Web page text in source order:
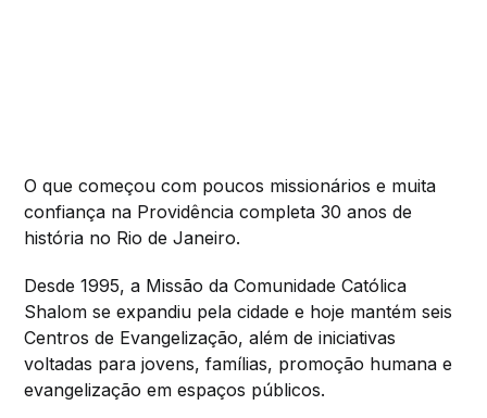
O que começou com poucos missionários e muita
confiança na Providência completa 30 anos de
história no Rio de Janeiro.
Desde 1995, a Missão da Comunidade Católica
Shalom se expandiu pela cidade e hoje mantém seis
Centros de Evangelização, além de iniciativas
voltadas para jovens, famílias, promoção humana e
evangelização em espaços públicos.